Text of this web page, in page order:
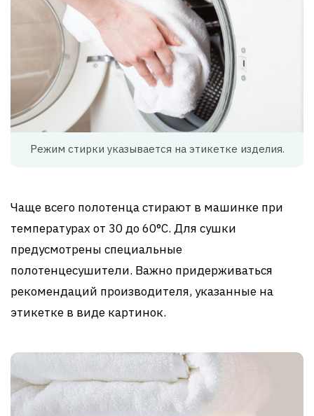
Режим стирки указывается на этикетке изделия.
Чаще всего полотенца стирают в машинке при
температурах от 30 до 60°C. Для сушки
предусмотрены специальные
полотенцесушители. Важно придерживаться
рекомендаций производителя, указанные на
этикетке в виде картинок.